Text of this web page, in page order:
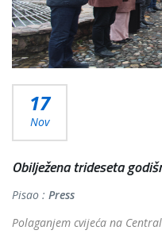
17
Nov
Obilježena trideseta
Pisao : Press
Polaganjem cvijeća na